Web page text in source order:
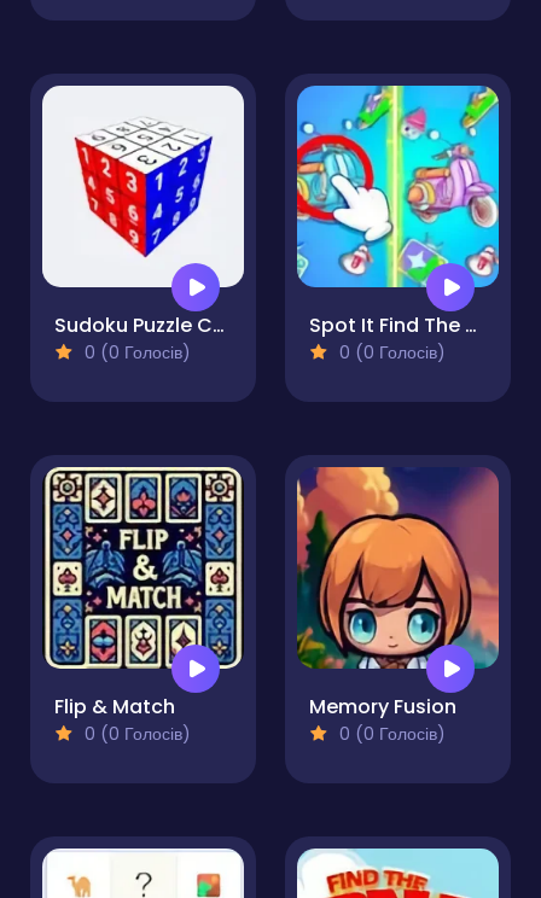
Sudoku Puzzle Cube
0 (0 Голосів)
Spot It Find The Difference
0 (0 Голосів)
Flip & Match
0 (0 Голосів)
Memory Fusion
0 (0 Голосів)